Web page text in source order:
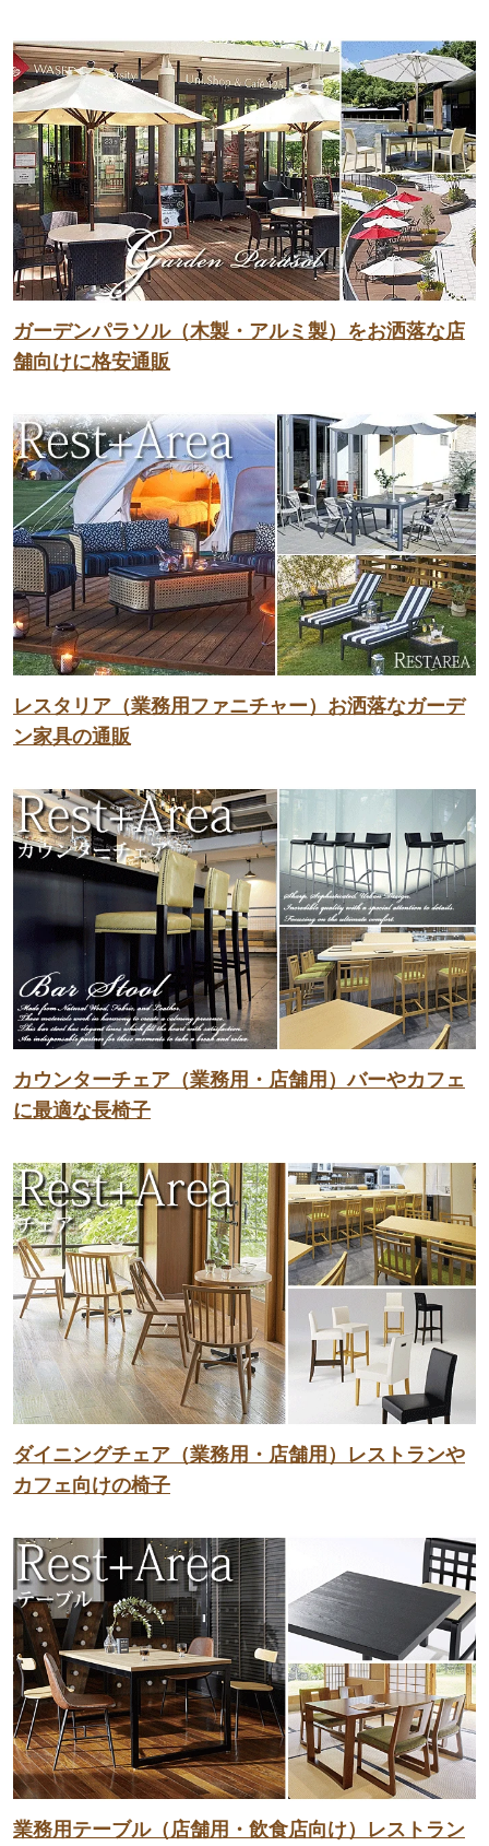
ガーデンパラソル（木製・アルミ製）をお洒落な店
舗向けに格安通販
レスタリア（業務用ファニチャー）お洒落なガーデ
ン家具の通販
カウンターチェア（業務用・店舗用）バーやカフェ
に最適な長椅子
ダイニングチェア（業務用・店舗用）レストランや
カフェ向けの椅子
業務用テーブル（店舗用・飲食店向け）レストラン